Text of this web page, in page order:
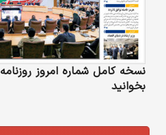
نسخه کامل شماره امروز روزنامه
بخوانید